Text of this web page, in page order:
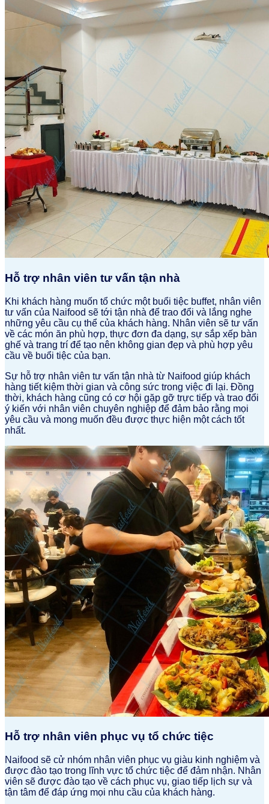
Hỗ trợ nhân viên tư vấn tận nhà
Khi khách hàng muốn tổ chức một buổi tiệc buffet, nhân viên
tư vấn của Naifood sẽ tới tận nhà để trao đổi và lắng nghe
những yêu cầu cụ thể của khách hàng. Nhân viên sẽ tư vấn
về các món ăn phù hợp, thực đơn đa dạng, sự sắp xếp bàn
ghế và trang trí để tạo nên không gian đẹp và phù hợp yêu
cầu về buổi tiệc của bạn.
Sự hỗ trợ nhân viên tư vấn tận nhà từ Naifood giúp khách
hàng tiết kiệm thời gian và công sức trong việc đi lại. Đồng
thời, khách hàng cũng có cơ hội gặp gỡ trực tiếp và trao đổi
ý kiến với nhân viên chuyên nghiệp để đảm bảo rằng mọi
yêu cầu và mong muốn đều được thực hiện một cách tốt
nhất.
Hỗ trợ nhân viên phục vụ tổ chức tiệc
Naifood sẽ cử nhóm nhân viên phục vụ giàu kinh nghiệm và
được đào tạo trong lĩnh vực tổ chức tiệc để đảm nhận. Nhân
viên sẽ được đào tạo về cách phục vụ, giao tiếp lịch sự và
tận tâm để đáp ứng mọi nhu cầu của khách hàng.